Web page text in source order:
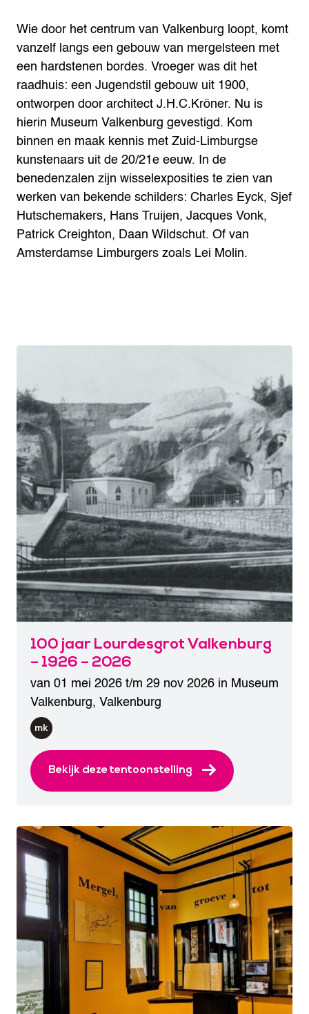
Wie door het centrum van Valkenburg loopt, komt
vanzelf langs een gebouw van mergelsteen met
een hardstenen bordes. Vroeger was dit het
raadhuis: een Jugendstil gebouw uit 1900,
ontworpen door architect J.H.C.Kröner. Nu is
hierin Museum Valkenburg gevestigd. Kom
binnen en maak kennis met Zuid-Limburgse
kunstenaars uit de 20/21e eeuw. In de
benedenzalen zijn wisselexposities te zien van
werken van bekende schilders: Charles Eyck, Sjef
Hutschemakers, Hans Truijen, Jacques Vonk,
Patrick Creighton, Daan Wildschut. Of van
Amsterdamse Limburgers zoals Lei Molin.
100 jaar Lourdesgrot Valkenburg
– 1926 – 2026
van 01 mei 2026 t/m 29 nov 2026 in Museum
Valkenburg, Valkenburg
Bekijk deze tentoonstelling